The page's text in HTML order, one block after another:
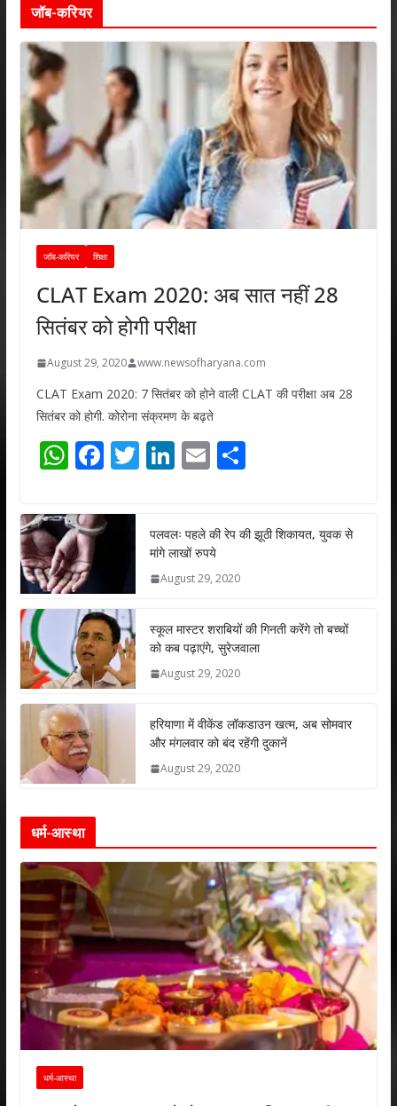
जॉब-करियर
जॉब-करियर शिक्षा
CLAT Exam 2020: अब सात नहीं 28
सितंबर को होगी परीक्षा
August 29, 2020 www.newsofharyana.com
CLAT Exam 2020: 7 सितंबर को होने वाली CLAT की परीक्षा अब 28
सितंबर को होगी. कोरोना संक्रमण के बढ़ते
W
at
s
A
p
p
F
e
b
o
k
T
er
Li
e
dI
n
E
l
S
e
पलवलः पहले की रेप की झूठी शिकायत, युवक से
मांगे लाखों रुपये
August 29, 2020
स्कूल मास्टर शराबियों की गिनती करेंगे तो बच्चों
को कब पढ़ाएंगे, सुरेजवाला
August 29, 2020
हरियाणा में वीकेंड लॉकडाउन खत्म, अब सोमवार
और मंगलवार को बंद रहेंगी दुकानें
August 29, 2020
धर्म-आस्था
धर्म-आस्था